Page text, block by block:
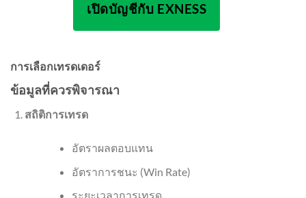
เปิดบัญชีกับ EXNESS
การเลือกเทรดเดอร์
ข้อมูลที่ควรพิจารณา
สถิติการเทรด
อัตราผลตอบแทน
อัตราการชนะ (Win Rate)
ระยะเวลาการเทรด